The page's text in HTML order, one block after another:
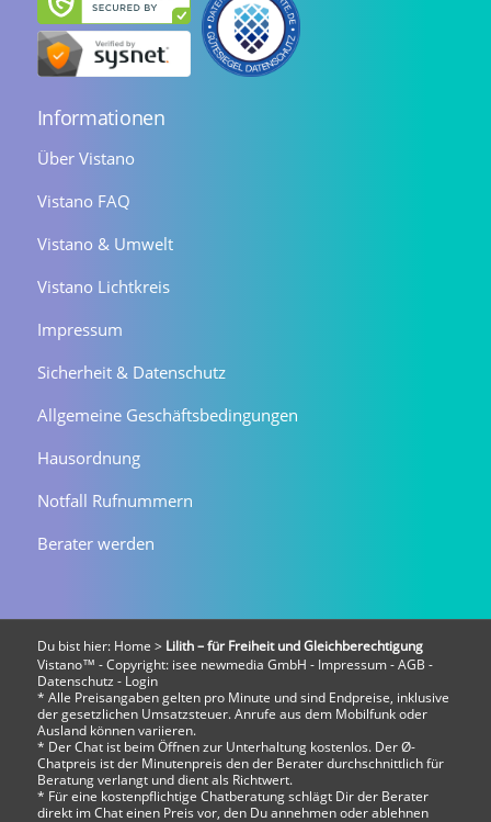
Informationen
Über Vistano
Vistano FAQ
Vistano & Umwelt
Vistano Lichtkreis
Impressum
Sicherheit & Datenschutz
Allgemeine Geschäftsbedingungen
Hausordnung
Notfall Rufnummern
Berater werden
Du bist hier: Home > Lilith – für Freiheit und Gleichberechtigung
Vistano™ - Copyright: isee newmedia GmbH - Impressum-AGB -
Datenschutz - Login
* Alle Preisangaben gelten pro Minute und sind Endpreise, inklusive
der gesetzlichen Umsatzsteuer. Anrufe aus dem Mobilfunk oder
Ausland können variieren.
* Der Chat ist beim Öffnen zur Unterhaltung kostenlos. Der Ø-
Chatpreis ist der Minutenpreis den der Berater durchschnittlich für
Beratung verlangt und dient als Richtwert.
* Für eine kostenpflichtige Chatberatung schlägt Dir der Berater
direkt im Chat einen Preis vor, den Du annehmen oder ablehnen